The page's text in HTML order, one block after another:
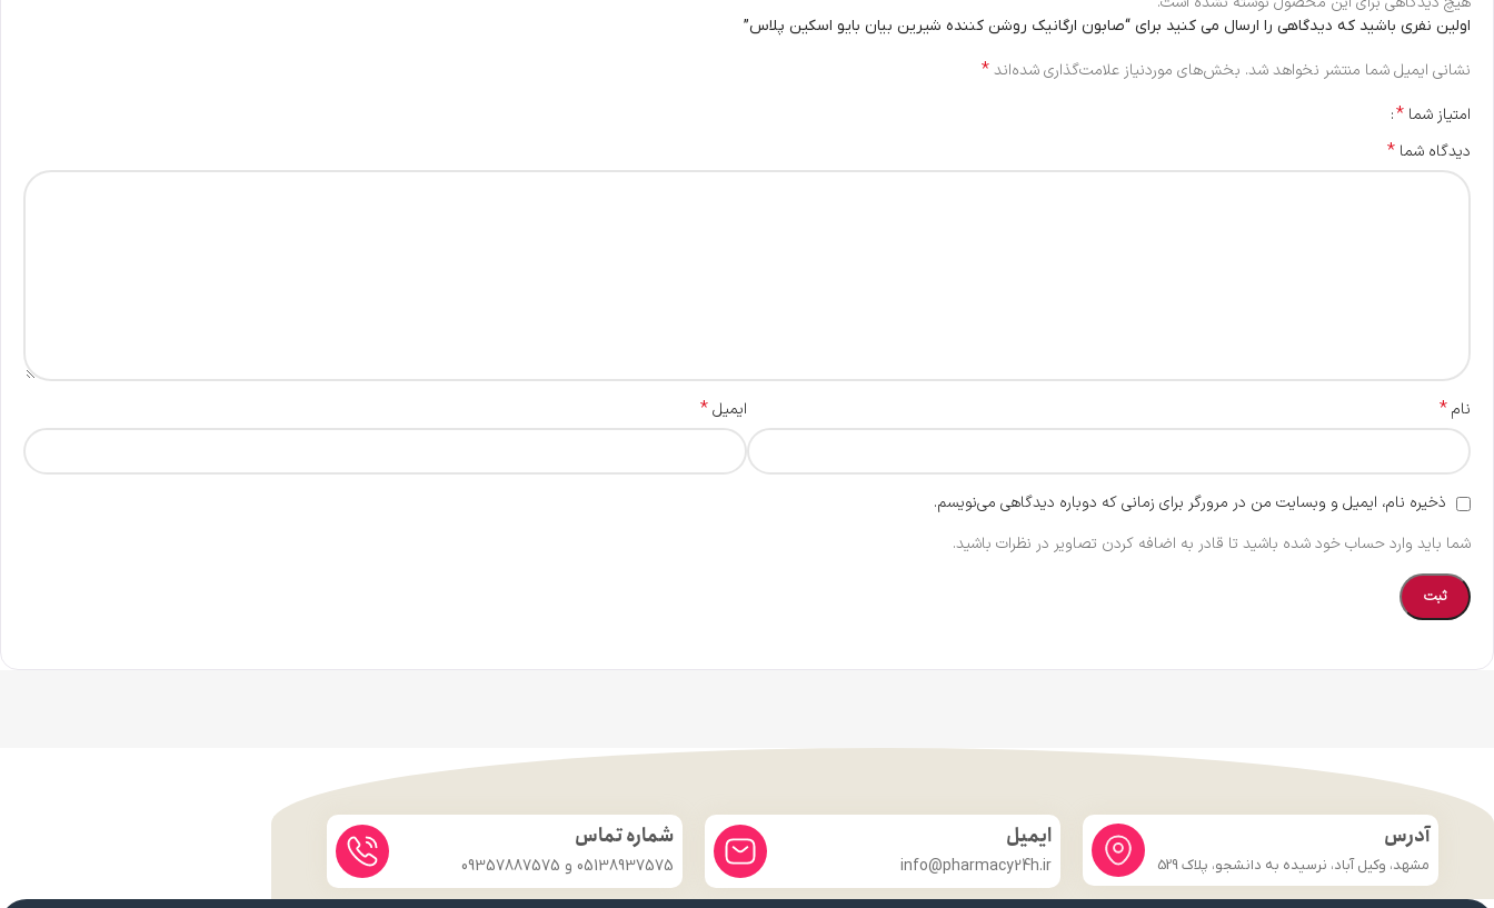
اولین نفری باشید که دیدگاهی را ارسال می کنید برای “صابون ارگانیک روشن کننده شیرین بیان بایو اسکین پلاس”
نشانی ایمیل شما منتشر نخواهد شد. بخش‌های موردنیاز علامت‌گذاری شده‌اند*
امتیاز شما *
دیدگاه شما *
نام* ایمیل*
ذخیره نام، ایمیل و وبسایت من در مرورگر برای زمانی که دوباره دیدگاهی می‌نویسم.
شما باید وارد حساب خود شده باشید تا قادر به اضافه کردن تصاویر در نظرات باشید.
آدرس
مشهد، وکیل آباد، نرسیده به دانشجو، پلاک 529
ایمیل
info@pharmacy24h.ir
شماره تماس
05138937575 و 09357887575